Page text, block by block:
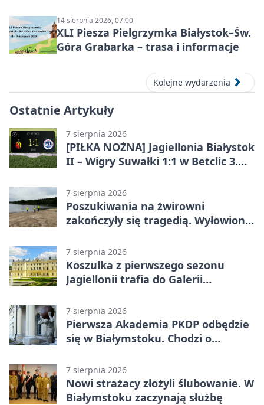
14 sierpnia 2026, 07:00
XLI Piesza Pielgrzymka Białystok–Św.
Góra Grabarka – trasa i informacje
Kolejne wydarzenia
Ostatnie Artykuły
7 sierpnia 2026
[PIŁKA NOŻNA] Jagiellonia Białystok
II – Wigry Suwałki 1:1 w Betclic 3.
7 sierpnia 2026
Poszukiwania na żwirowni
zakończyły się tragedią. Wyłowiono
7 sierpnia 2026
Koszulka z pierwszego sezonu
Jagiellonii trafia do Galerii
7 sierpnia 2026
Pierwsza Akademia PKDP odbędzie
się w Białymstoku. Chodzi o
7 sierpnia 2026
Nowi strażacy złożyli ślubowanie. W
Białymstoku zaczynają służbę